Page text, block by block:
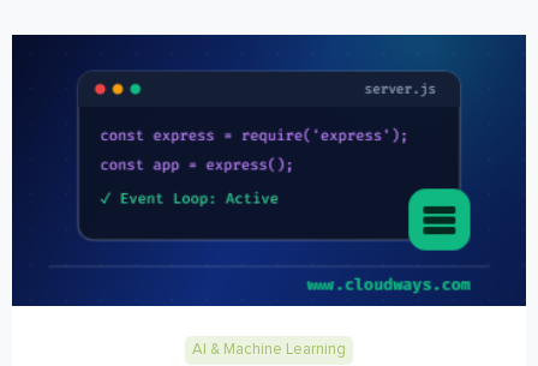
AI & Machine Learning